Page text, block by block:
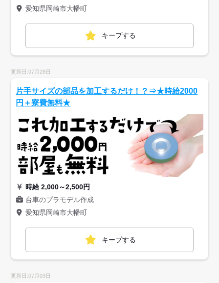
愛知県岡崎市大幡町
キープする
更新日:07月28日
片手サイズの部品を加工するだけ！？⇒★時給2000
円＋寮費無料★
時給 2,000～2,500円
台車のプラモデル作成
愛知県岡崎市大幡町
キープする
更新日:07月03日